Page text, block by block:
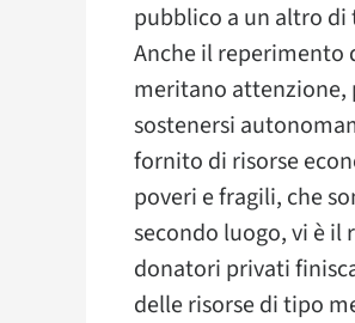
pubblico a un altro
Anche il reperimento
meritano attenzione,
sostenersi
fornito di risorse
poveri e fragili, che
secondo luogo, vi è
donatori privati
delle risorse di tipo